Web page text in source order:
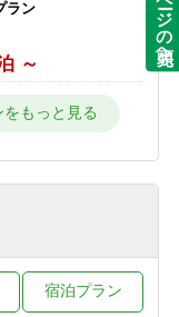
～
ン≫自由気ままに
～
喫！のんびり到着24
で元気に出発！
～
ラン
～
別室】
～
～
【特別室】
宿泊プラン
ページの先頭へ